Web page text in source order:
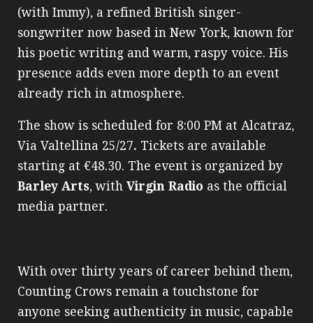
(with Immy), a refined British singer-
songwriter now based in New York, known for
his poetic writing and warm, raspy voice. His
presence adds even more depth to an event
already rich in atmosphere.
The show is scheduled for 8:00 PM at Alcatraz,
Via Valtellina 25/27. Tickets are available
starting at €48.30. The event is organized by
Barley Arts, with Virgin Radio as the official
media partner.
With over thirty years of career behind them,
Counting Crows remain a touchstone for
anyone seeking authenticity in music, capable